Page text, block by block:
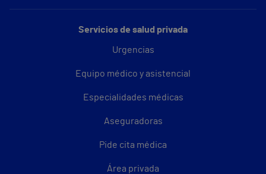
Servicios de salud privada
Urgencias
Equipo médico y asistencial
Especialidades médicas
Aseguradoras
Pide cita médica
Área privada